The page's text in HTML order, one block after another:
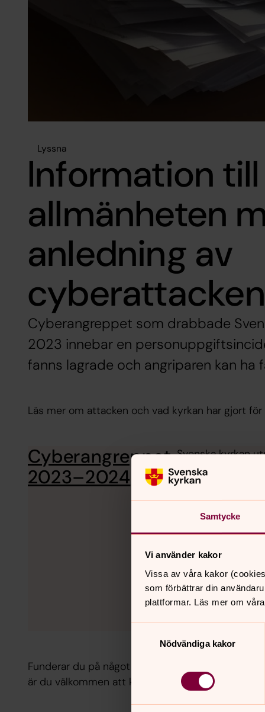
Samtycke
Vi använder kakor
Vissa av våra kakor
som förbättrar din
plattformar. Läs mer om
Nödvändiga kakor
Lyssna
Information till
allmänheten
anledning av
cyberattacken
Cyberangreppet som drabbade
2023 innebar en
fanns lagrade och angriparen kan
Läs mer om attacken och vad kyrkan har gjort
Cyberangreppet
2023–2024
Svenska kyrkan
hittar du
Funderar du på något med anledning av
är du välkommen att kontakta oss via nedan